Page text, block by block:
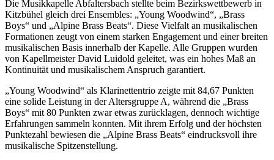
Die Musikkapelle Abfaltersbach stellte beim Bezirkswettbewerb in
Kitzbühel gleich drei Ensembles: „Young Woodwind“, „Brass
Boys“ und „Alpine Brass Beats“. Diese Vielfalt an musikalischen
Formationen zeugt von einem starken Engagement und einer breiten
musikalischen Basis innerhalb der Kapelle. Alle Gruppen wurden
von Kapellmeister David Luidold geleitet, was ein hohes Maß an
Kontinuität und musikalischem Anspruch garantiert.
„Young Woodwind“ als Klarinettentrio zeigte mit 84,67 Punkten
eine solide Leistung in der Altersgruppe A, während die „Brass
Boys“ mit 80 Punkten zwar etwas zurücklagen, dennoch wichtige
Erfahrungen sammeln konnten. Mit ihrem Erfolg und der höchsten
Punktezahl bewiesen die „Alpine Brass Beats“ eindrucksvoll ihre
musikalische Spitzenstellung.